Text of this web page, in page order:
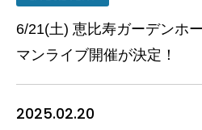
6/21(土) 恵比寿ガーデンホ
マンライブ開催が決定！
2025.02.20